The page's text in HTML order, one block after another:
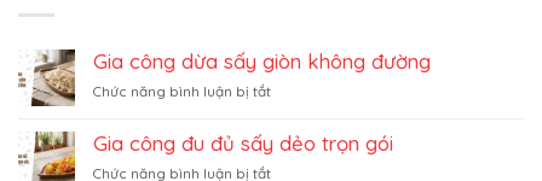
Gia công dừa sấy giòn không đường
Chức năng bình luận bị tắtở
công
dừa
sấy
Gia công đu đủ sấy dẻo trọn gói
Chức năng bình luận bị tắtở